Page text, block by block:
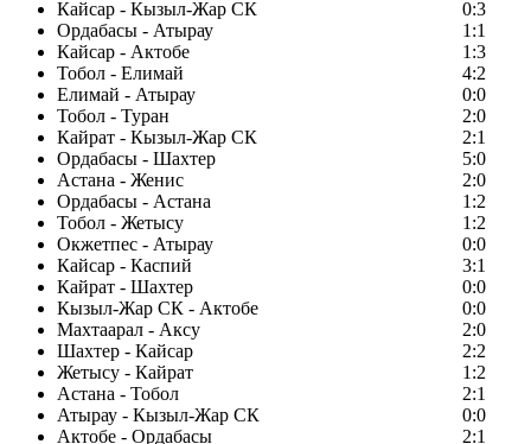
Кайсар - Кызыл-Жар СК
0:3
Ордабасы - Атырау
1:1
Кайсар - Актобе
1:3
Тобол - Елимай
4:2
Елимай - Атырау
0:0
Тобол - Туран
2:0
Кайрат - Кызыл-Жар СК
2:1
Ордабасы - Шахтер
5:0
Астана - Женис
2:0
Ордабасы - Астана
1:2
Тобол - Жетысу
1:2
Окжетпес - Атырау
0:0
Кайсар - Каспий
3:1
Кайрат - Шахтер
0:0
Кызыл-Жар СК - Актобе
0:0
Махтаарал - Аксу
2:0
Шахтер - Кайсар
2:2
Жетысу - Кайрат
1:2
Астана - Тобол
2:1
Атырау - Кызыл-Жар СК
0:0
Актобе - Ордабасы
2:1